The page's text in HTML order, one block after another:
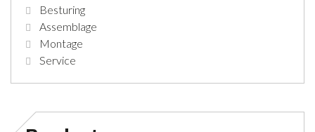
Besturing
Assemblage
Montage
Service